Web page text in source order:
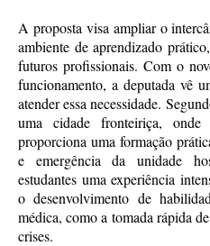
A proposta visa ampliar o
ambiente de aprendizado
futuros profissionais. Com o
funcionamento, a deputada vê
atender essa necessidade.
uma cidade fronteiriça,
proporciona uma formação
e emergência da unidade
estudantes uma experiência
o desenvolvimento de
médica, como a tomada rápida
crises.